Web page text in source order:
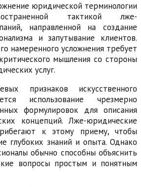
юридической терминологии
тактикой лже-
направленной на создание
и запутывание клиентов.
намеренного усложнения требует
мышления со стороны
услуг.
признаков искусственного
использование чрезмерно
формулировок для описания
концепций. Лже-юридические
к этому приему, чтобы
глубоких знаний и опыта. Однако
обычно способны объяснить
вопросы простым и понятным